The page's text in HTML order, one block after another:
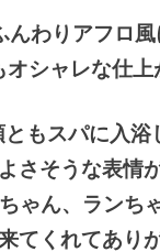
んわりアフロ風
オシャレな仕上
ともスパに入浴
さそうな表情
ゃん、ランち
てくれてあり